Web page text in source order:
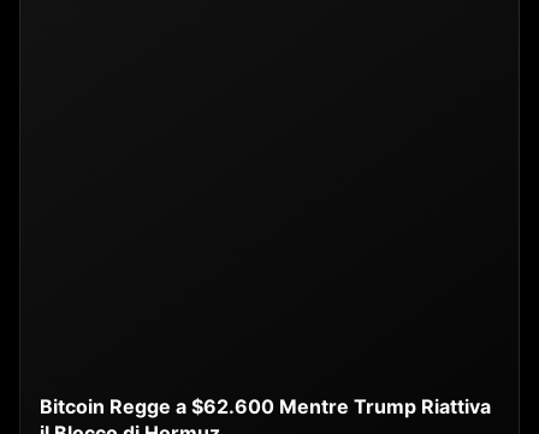
Bitcoin Regge a $62.600 Mentre Trump Riattiva